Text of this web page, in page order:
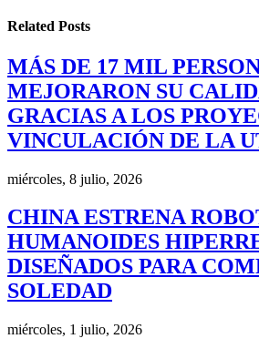
Related Posts
MÁS DE 17 MIL
MEJORARON SU
GRACIAS A LOS
VINCULACIÓN DE LA
miércoles, 8 julio, 2026
CHINA ESTRENA
HUMANOIDES
DISEÑADOS PARA
SOLEDAD
miércoles, 1 julio, 2026